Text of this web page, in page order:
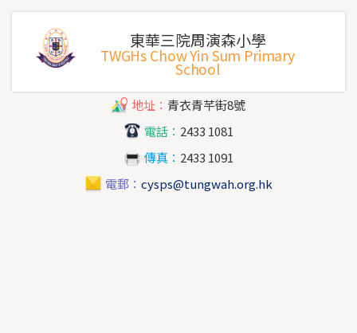
東華三院周演森小學
TWGHs Chow Yin Sum Primary
School
地址： 青衣青芊街8號
電話： 2433 1081
傳真： 2433 1091
電郵： cysps@tungwah.org.hk